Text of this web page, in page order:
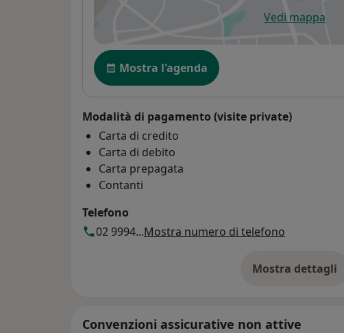
Vedi mappa
si apre in
Disponibilità
Mostra l'agenda
Modalità di pagamento (visite private)
Carta di credito
Carta di debito
Carta prepagata
Contanti
Telefono
02 9994...Mostra numero di telefono
Mostra dettagli
Convenzioni assicurative non attive